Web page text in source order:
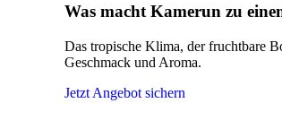
Was macht Kamerun zu
Das tropische Klima, der fruchtbare
Geschmack und Aroma.
Jetzt Angebot sichern